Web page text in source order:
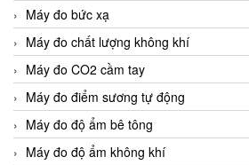
Máy đo bức xạ
Máy đo chất lượng không khí
Máy đo CO2 cầm tay
Máy đo điểm sương tự động
Máy đo độ ẩm bê tông
Máy đo độ ẩm không khí